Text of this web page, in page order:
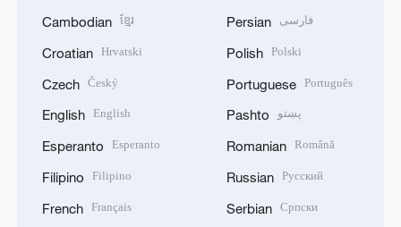
Cambodian ខ្មែរ
Croatian Hrvatski
Czech Český
English English
Esperanto Esperanto
Filipino Filipino
French Français
Persian فارسی
Polish Polski
Portuguese Português
Pashto پښتو
Romanian Română
Russian Русский
Serbian Српски